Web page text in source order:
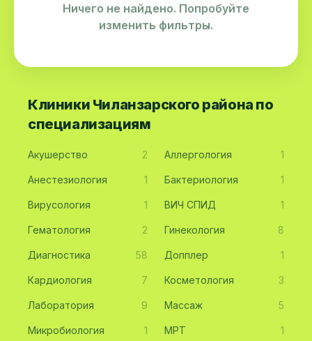
Ничего не найдено. Попробуйте
изменить фильтры.
Клиники Чиланзарского района по
специализациям
Акушерство 2 Аллергология 1
Анестезиология 1 Бактериология 1
Вирусология 1 ВИЧ СПИД 1
Гематология 2 Гинекология 8
Диагностика 58 Допплер 1
Кардиология 7 Косметология 3
Лаборатория 9 Массаж 5
Микробиология 1 МРТ 1